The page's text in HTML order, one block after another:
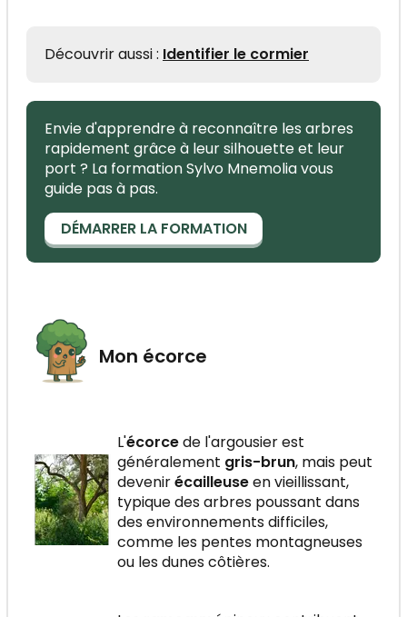
Découvrir aussi : Identifier le cormier
Envie d'apprendre à reconnaître les arbres
rapidement grâce à leur silhouette et leur
port ? La formation Sylvo Mnemolia vous
guide pas à pas.
DÉMARRER LA FORMATION
Mon écorce
L'écorcede l'argousier est
généralement gris-brun, mais peut
devenirécailleuseen vieillissant,
typique des arbres poussant dans
des environnements difficiles,
comme les pentes montagneuses
ou les dunes côtières.